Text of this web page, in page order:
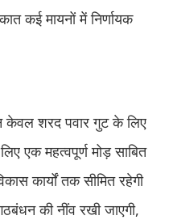
कई मायनों में निर्णायक
केवल शरद पवार गुट के लिए
एक महत्वपूर्ण मोड़ साबित
कार्यों तक सीमित रहेगी
की नींव रखी जाएगी,